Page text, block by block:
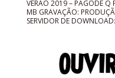
VERÃO 2019 – PAGODE Q
MB GRAVAÇÃO:
SERVIDOR DE